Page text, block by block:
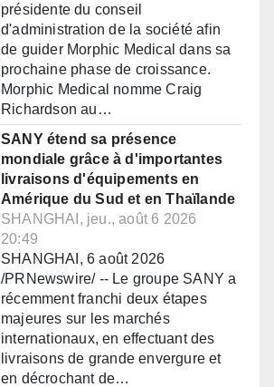
présidente du conseil
d'administration de la société afin
de guider Morphic Medical dans sa
prochaine phase de croissance.
Morphic Medical nomme Craig
Richardson au…
SANY étend sa présence
mondiale grâce à d'importantes
livraisons d'équipements en
Amérique du Sud et en Thaïlande
SHANGHAI, jeu., août 6 2026
20:49
SHANGHAI, 6 août 2026
/PRNewswire/ -- Le groupe SANY a
récemment franchi deux étapes
majeures sur les marchés
internationaux, en effectuant des
livraisons de grande envergure et
en décrochant de…